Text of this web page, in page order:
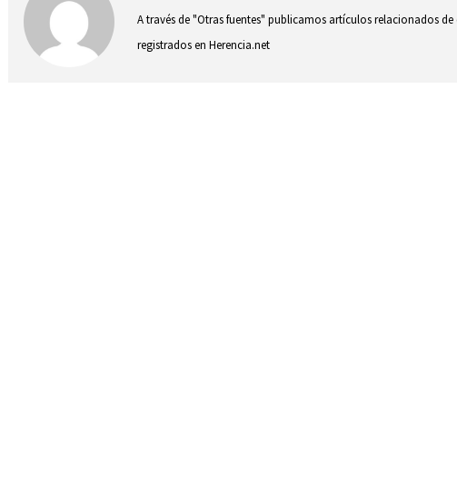
A través de "Otras fuentes" publicamos artículos relacionados
registrados en Herencia.net